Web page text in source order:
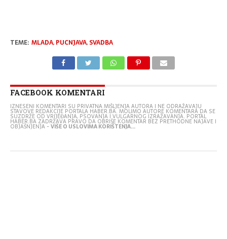
TEME: MLADA, PUCNJAVA, SVADBA
FACEBOOK KOMENTARI
IZNESENI KOMENTARI SU PRIVATNA MIŠLJENJA AUTORA I NE ODRAŽAVAJU
STAVOVE REDAKCIJE PORTALA HABER.BA. MOLIMO AUTORE KOMENTARA DA SE
SUZDRŽE OD VRIJEĐANJA, PSOVANJA I VULGARNOG IZRAŽAVANJA. PORTAL
HABER.BA ZADRŽAVA PRAVO DA OBRIŠE KOMENTAR BEZ PRETHODNE NAJAVE I
OBJAŠNJENJA -VIŠE O USLOVIMA KORIŠTENJA...